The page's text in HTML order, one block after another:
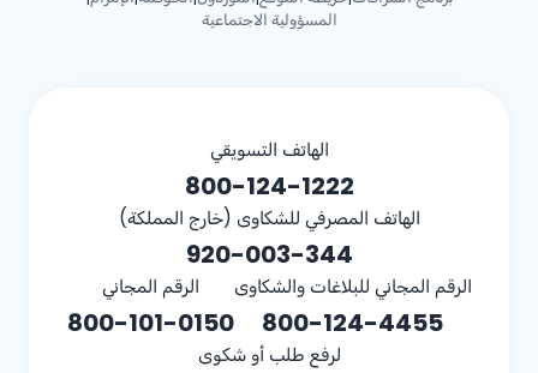
المسؤولية الاجتماعية
الهاتف التسويقي
800-124-1222
الهاتف المصرفي للشكاوى (خارج المملكة)
920-003-344
الرقم المجاني للبلاغات والشكاوى
800-124-4455
الرقم المجاني
800-101-0150
لرفع طلب أو شكوى